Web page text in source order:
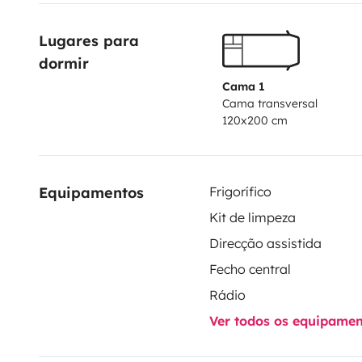
Lugares para
dormir
Cama 1
Cama transversal
120x200 cm
Equipamentos
Frigorífico
Kit de limpeza
Direcção assistida
Fecho central
Rádio
Ver todos os